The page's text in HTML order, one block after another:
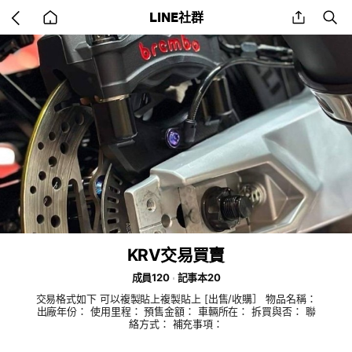
back
to
home
LINE社群 share
KRV交易買賣
成員120
記事本20
交易格式如下 可以複製貼上複製貼上 [出售/收購］ 物品名稱：
出廠年份： 使用里程： 預售金額： 車輛所在： 拆買與否： 聯
絡方式： 補充事項：